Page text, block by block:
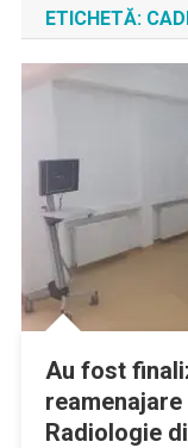
ETICHETĂ:
Au fost
Radiologie